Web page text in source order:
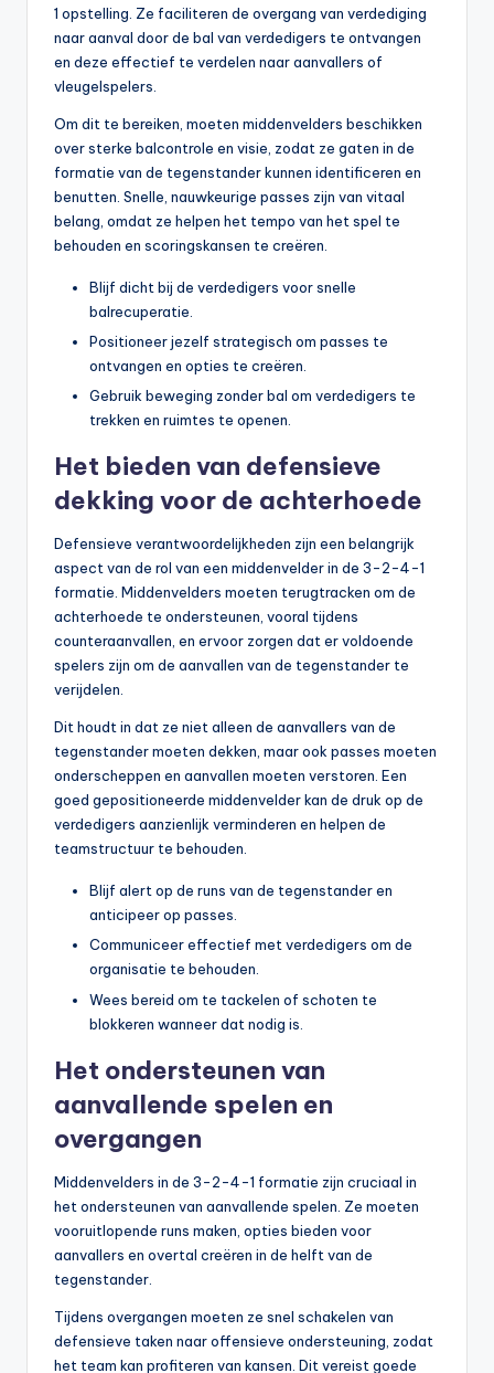
1 opstelling. Ze faciliteren de overgang van verdediging
naar aanval door de bal van verdedigers te ontvangen
en deze effectief te verdelen naar aanvallers of
vleugelspelers.
Om dit te bereiken, moeten middenvelders beschikken
over sterke balcontrole en visie, zodat ze gaten in de
formatie van de tegenstander kunnen identificeren en
benutten. Snelle, nauwkeurige passes zijn van vitaal
belang, omdat ze helpen het tempo van het spel te
behouden en scoringskansen te creëren.
Blijf dicht bij de verdedigers voor snelle
balrecuperatie.
Positioneer jezelf strategisch om passes te
ontvangen en opties te creëren.
Gebruik beweging zonder bal om verdedigers te
trekken en ruimtes te openen.
Het bieden van defensieve
dekking voor de achterhoede
Defensieve verantwoordelijkheden zijn een belangrijk
aspect van de rol van een middenvelder in de 3-2-4-1
formatie. Middenvelders moeten terugtracken om de
achterhoede te ondersteunen, vooral tijdens
counteraanvallen, en ervoor zorgen dat er voldoende
spelers zijn om de aanvallen van de tegenstander te
verijdelen.
Dit houdt in dat ze niet alleen de aanvallers van de
tegenstander moeten dekken, maar ook passes moeten
onderscheppen en aanvallen moeten verstoren. Een
goed gepositioneerde middenvelder kan de druk op de
verdedigers aanzienlijk verminderen en helpen de
teamstructuur te behouden.
Blijf alert op de runs van de tegenstander en
anticipeer op passes.
Communiceer effectief met verdedigers om de
organisatie te behouden.
Wees bereid om te tackelen of schoten te
blokkeren wanneer dat nodig is.
Het ondersteunen van
aanvallende spelen en
overgangen
Middenvelders in de 3-2-4-1 formatie zijn cruciaal in
het ondersteunen van aanvallende spelen. Ze moeten
vooruitlopende runs maken, opties bieden voor
aanvallers en overtal creëren in de helft van de
tegenstander.
Tijdens overgangen moeten ze snel schakelen van
defensieve taken naar offensieve ondersteuning, zodat
het team kan profiteren van kansen. Dit vereist goede